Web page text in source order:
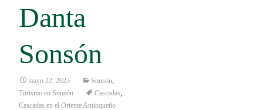
Danta
Sonsón
mayo 22, 2023 Sonsón
Turismo en Sonsón
Cascadas
Cascadas en el Oriente Antioqueño